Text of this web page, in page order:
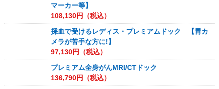
マーカー等】
108,130円（税込）
採血で受けるレディス・プレミアムドック 【胃カ
メラが苦手な方に!】
97,130円（税込）
プレミアム全身がんMRI/CTドック
136,790円（税込）